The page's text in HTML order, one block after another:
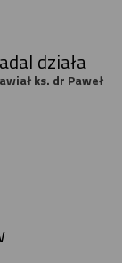
działa
ks. dr Paweł